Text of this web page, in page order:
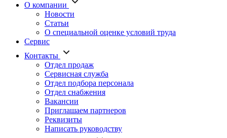
О компании
Новости
Статьи
О специальной оценке условий труда
Сервис
Контакты
Отдел продаж
Сервисная служба
Отдел подбора персонала
Отдел снабжения
Вакансии
Приглашаем партнеров
Реквизиты
Написать руководству